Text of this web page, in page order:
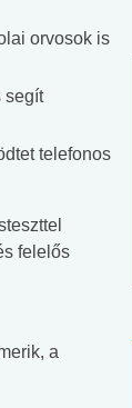
orvosok is
segít
telefonos
felelős
a